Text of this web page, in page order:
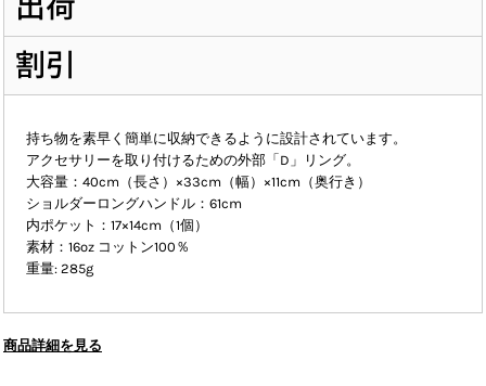
割引
持ち物を素早く簡単に収納できるように設計されています。
アクセサリーを取り付けるための外部「D」リング。
大容量：40cm（長さ）×33cm（幅）×11cm（奥行き）
ショルダーロングハンドル：61cm
内ポケット：17×14cm（1個）
素材：16oz コットン100％
重量: 285g
商品詳細を見る